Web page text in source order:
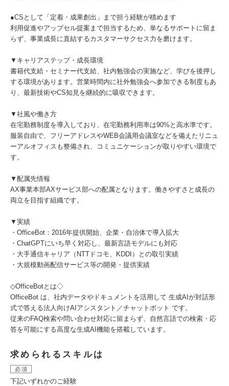
●CSとして「定着・成果創出」まで担う経験が積めます
利用促進やアップセル提案まで担当するため、単なるサポートに留ま
らず、事業成長に直結するカスタマーサクセス力を磨けます。
▼キャリアステップ・成長環境
書籍代支給・セミナー代支給、社内勉強会の実施など、学びを後押し
する環境があります。営業時間内に社外勉強会へ参加できる制度もあ
り、最新技術やCS知見を継続的に吸収できます。
▼社風や働き方
在宅勤務制度を導入しており、在宅勤務利用率は90%と高水準です。
服装自由で、フリーアドレスやWEB会議用会議室などを備えたリニュ
ーアルオフィスも整備され、コミュニケーションが取りやすい環境で
す。
▼配属先情報
AX事業本部AXサービス部への配属となります。働きやすさと成長の
両立を目指す組織です。
▼実績
・OfficeBot：2016年提供開始、企業・自治体で導入拡大
・ChatGPTにいち早く対応し、最新言語モデルにも対応
・大手通信キャリア（NTTドコモ、KDDI）との取引実績
・大規模動画配信サービス等の開発・提供実績
◇OfficeBotとは◇
OfficeBot は、社内データやドキュメントを活用して 生成AIが対話形
式で答える法人向けAIアシスタント／チャットボット です。
従来のFAQ検索や問い合わせ対応に留まらず、自然言語での検索・応
答を可能にする高度な生成AI機能を搭載しています。
求められるスキルは
必須
下記いずれかのご経験